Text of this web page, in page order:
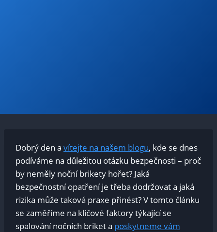
Dobrý den a vítejte na našem blogu, kde se dnes
podíváme na důležitou otázku bezpečnosti – proč
by neměly noční brikety hořet? Jaká
bezpečnostní opatření je třeba dodržovat a jaká
rizika může taková praxe přinést? V tomto článku
se zaměříme na klíčové faktory týkající se
spalování nočních briket a poskytneme vám